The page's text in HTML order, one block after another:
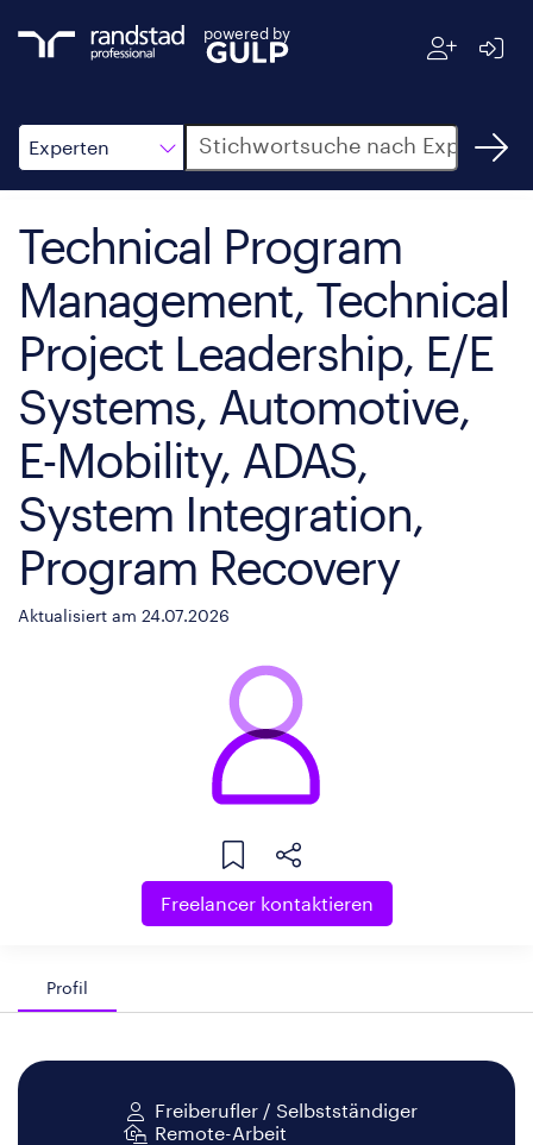
powered by
Experten
Suche
Technical Program
Management, Technical
Project Leadership, E/E
Systems, Automotive,
E-Mobility, ADAS,
System Integration,
Program Recovery
Aktualisiert am 24.07.2026
Freelancer kontaktieren
Profil
Freiberufler / Selbstständiger
Remote-Arbeit